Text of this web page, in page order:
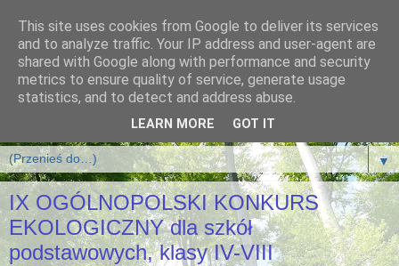
▼
IX OGÓLNOPOLSKI KONKURS
EKOLOGICZNY dla szkół
podstawowych, klasy IV-VIII
This site uses cookies from Google to deliver its services
and to analyze traffic. Your IP address and user-agent are
shared with Google along with performance and security
metrics to ensure quality of service, generate usage
statistics, and to detect and address abuse.
LEARN MORE GOT IT